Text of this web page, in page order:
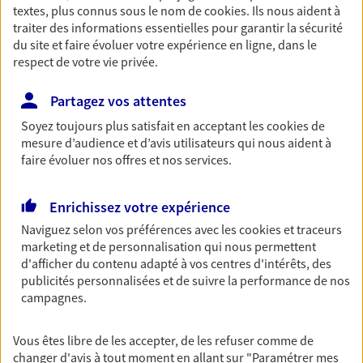
Découvrir les offres Épargne
Retraite
Préparez sereinement ce nouveau chapitre de
votre vie avec les conseils d'un expert. Découvrez
notre solution PER (Plan Epargne Retraite)
spécialement conçue pour la retraite.
Prévoyance
Pour un avenir serein, assurez-vous avec notre
contrat prévoyance. Préservez vos proches en cas
d'accident ou de maladie en optant pour les
garanties incapacité temporaire totale de travail,
Découvrir l'offre Prévoyance
textes, plus connus sous le nom decookies. Ils nous aident à
traiter des informations essentielles pour garantir la sécurité
du site et faire évoluer votre expérience en ligne, dans le
respect de votre vie privée.
Partagez vos attentes
Soyez toujours plus satisfait en acceptant lescookiesde
mesure d’audience et d’avis utilisateurs qui nous aident à
faire évoluer nos offres et nos services.
Enrichissez votre expérience
Naviguez selon vos préférences avec lescookies et traceurs
marketing et de personnalisation qui nous permettent
d'afficher du contenu adapté à vos centres d'intérêts, des
publicités personnalisées et de suivre la performance de nos
campagnes.
Vous êtes libre de les accepter, de les refuser comme de
changer d'avis à tout moment en allant sur "Paramétrer mes